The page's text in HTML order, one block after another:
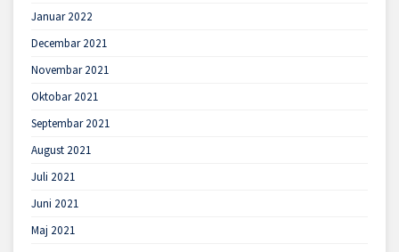
Januar 2022
Decembar 2021
Novembar 2021
Oktobar 2021
Septembar 2021
August 2021
Juli 2021
Juni 2021
Maj 2021